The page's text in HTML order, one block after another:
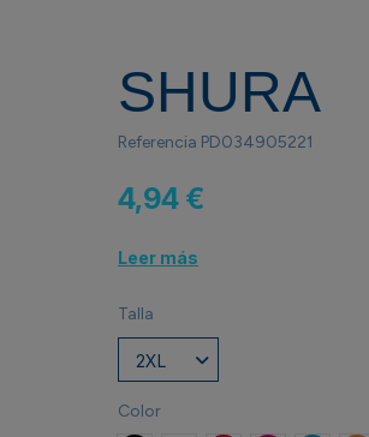
SHURA
Referencia PD034905221
4,94 €
Leer más
Talla
Color